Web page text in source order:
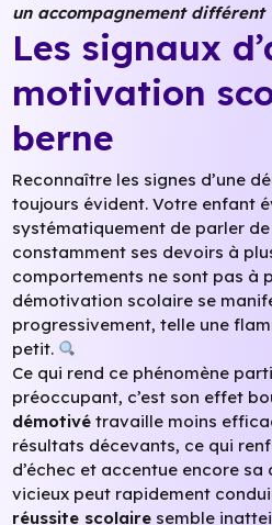
un accompagnement différent
Les signaux
motivation
berne
Reconnaître les signes d’une
toujours évident. Votre enfant
systématiquement de parler de
constamment ses devoirs à
comportements ne sont pas à
démotivation scolaire se
progressivement, telle une
petit.
Ce qui rend ce phénomène
préoccupant, c’est son effet
démotivé travaille moins
résultats décevants, ce qui
d’échec et accentue encore
vicieux peut rapidement
réussite scolaire semble